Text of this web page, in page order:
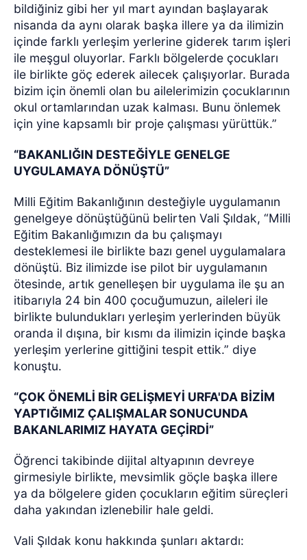
bildiğiniz gibi her yıl mart ayından başlayarak
nisanda da aynı olarak başka illere ya da ilimizin
içinde farklı yerleşim yerlerine giderek tarım işleri
ile meşgul oluyorlar. Farklı bölgelerde çocukları
ile birlikte göç ederek ailecek çalışıyorlar. Burada
bizim için önemli olan bu ailelerimizin çocuklarının
okul ortamlarından uzak kalması. Bunu önlemek
için yine kapsamlı bir proje çalışması yürüttük.”
“BAKANLIĞIN DESTEĞİYLE GENELGE
UYGULAMAYA DÖNÜŞTÜ”
Milli Eğitim Bakanlığının desteğiyle uygulamanın
genelgeye dönüştüğünü belirten Vali Şıldak, “Milli
Eğitim Bakanlığımızın da bu çalışmayı
desteklemesi ile birlikte bazı genel uygulamalara
dönüştü. Biz ilimizde ise pilot bir uygulamanın
ötesinde, artık genelleşen bir uygulama ile şu an
itibarıyla 24 bin 400 çocuğumuzun, aileleri ile
birlikte bulundukları yerleşim yerlerinden büyük
oranda il dışına, bir kısmı da ilimizin içinde başka
yerleşim yerlerine gittiğini tespit ettik.” diye
konuştu.
“ÇOK ÖNEMLİ BİR GELİŞMEYİ URFA'DA BİZİM
YAPTIĞIMIZ ÇALIŞMALAR SONUCUNDA
BAKANLARIMIZ HAYATA GEÇİRDİ”
Öğrenci takibinde dijital altyapının devreye
girmesiyle birlikte, mevsimlik göçle başka illere
ya da bölgelere giden çocukların eğitim süreçleri
daha yakından izlenebilir hale geldi.
Vali Şıldak konu hakkında şunları aktardı: